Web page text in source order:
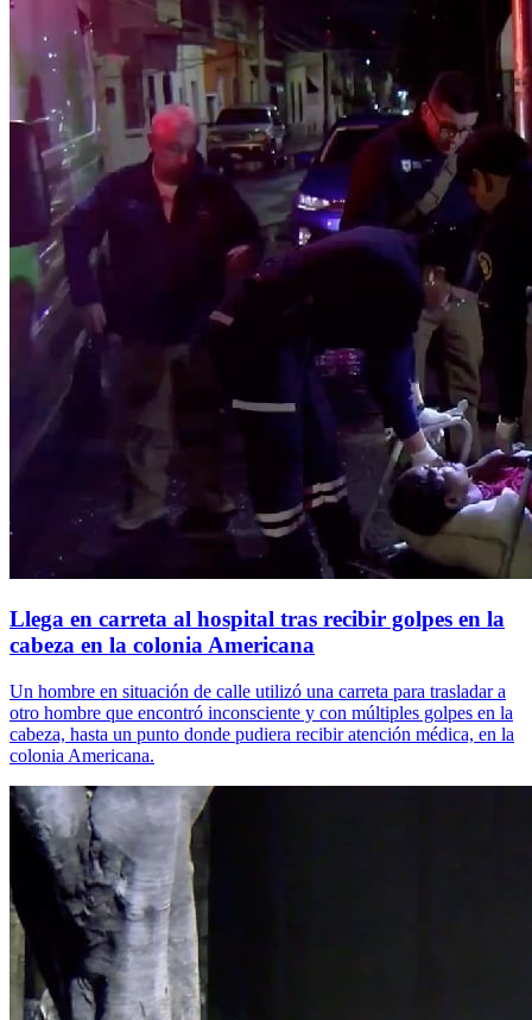
Llega en carreta al hospital tras recibir golpes en la
cabeza en la colonia Americana
Un hombre en situación de calle utilizó una carreta para trasladar a
otro hombre que encontró inconsciente y con múltiples golpes en la
cabeza, hasta un punto donde pudiera recibir atención médica, en la
colonia Americana.